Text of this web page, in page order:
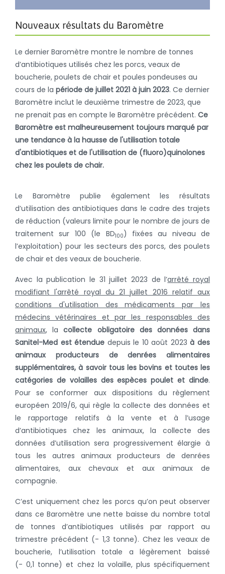
Nouveaux résultats du Baromètre
Le dernier Baromètre montre le nombre de tonnes
d’antibiotiques utilisés chez les porcs, veaux de
boucherie, poulets de chair et poules pondeuses au
cours de la période de juillet 2021 à juin 2023. Ce dernier
Baromètre inclut le deuxième trimestre de 2023, que
ne prenait pas en compte le Baromètre précédent. Ce
Baromètre est malheureusement toujours marqué par
une tendance à la hausse de l'utilisation totale
d'antibiotiques et de l'utilisation de (fluoro)quinolones
chez les poulets de chair.
Le Baromètre publie également les résultats
d’utilisation des antibiotiques dans le cadre des trajets
de réduction (valeurs limite pour le nombre de jours de
traitement sur 100 (le BD100) fixées au niveau de
l’exploitation) pour les secteurs des porcs, des poulets
de chair et des veaux de boucherie.
Avec la publication le 31 juillet 2023 de l’arrêté royal
modifiant l'arrêté royal du 21 juillet 2016 relatif aux
conditions d'utilisation des médicaments par les
médecins vétérinaires et par les responsables des
animaux, lacollecte obligatoire des données dans
Sanitel-Med est étendue depuis le 10 août 2023à des
animaux producteurs de denrées alimentaires
supplémentaires, à savoir tous les bovins et toutes les
catégories de volailles des espèces poulet et dinde.
Pour se conformer aux dispositions du règlement
européen 2019/6, qui règle la collecte des données et
le rapportage relatifs à la vente et à l’usage
d’antibiotiques chez les animaux, la collecte des
données d’utilisation sera progressivement élargie à
tous les autres animaux producteurs de denrées
alimentaires, aux chevaux et aux animaux de
compagnie.
C’est uniquement chez les porcs qu’on peut observer
dans ce Baromètre une nette baisse du nombre total
de tonnes d’antibiotiques utilisés par rapport au
trimestre précédent (- 1,3 tonne). Chez les veaux de
boucherie, l’utilisation totale a légèrement baissé
(- 0,1 tonne) et chez la volaille, plus spécifiquement